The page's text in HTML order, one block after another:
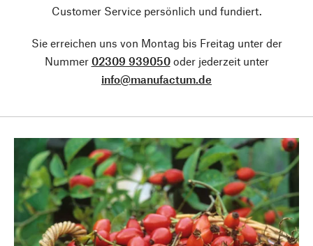
Customer Service persönlich und fundiert.
Sie erreichen uns von Montag bis Freitag unter der
Nummer 02309 939050oder jederzeit unter
info@manufactum.de